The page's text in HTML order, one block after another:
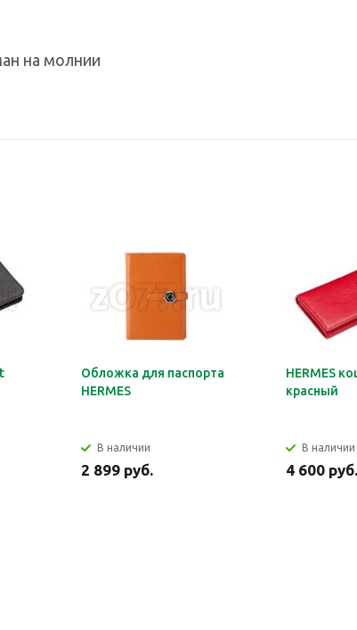
на молнии
Обложка для паспорта
HERMES
В наличии
2 899 руб.
HERMES
красный
В наличии
4 600 руб.